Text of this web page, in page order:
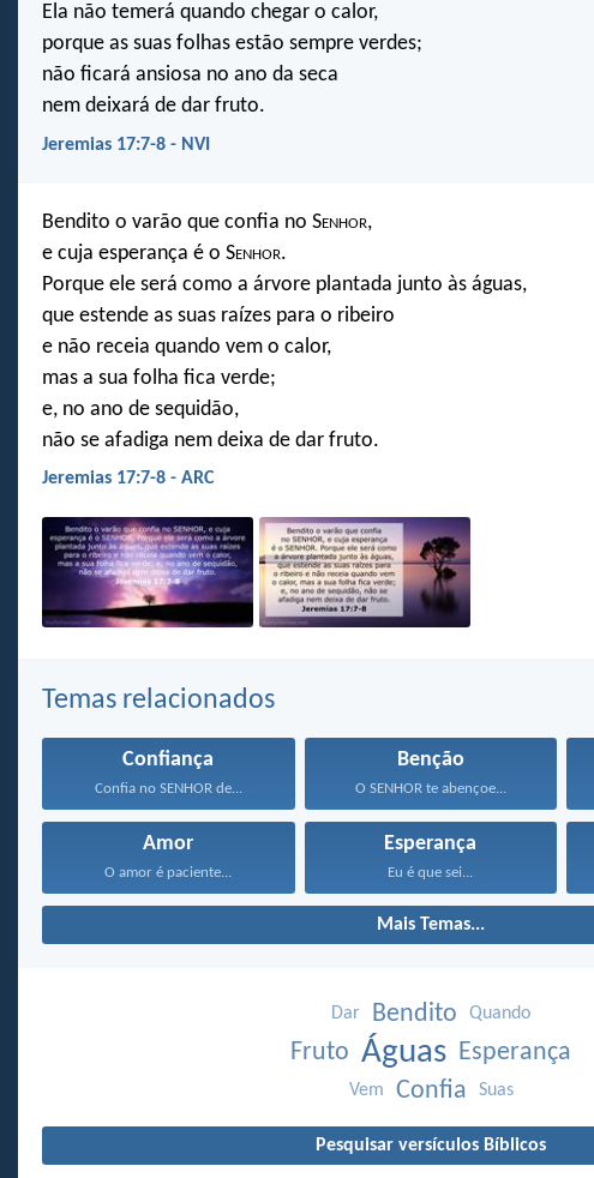
Ela não temerá quando chegar o calor,
porque as suas folhas estão sempre verdes;
não ficará ansiosa no ano da seca
nem deixará de dar fruto.
Jeremias 17:7-8 - NVI
Bendito o varão que confia no Senhor,
e cuja esperança é o Senhor.
Porque ele será como a árvore plantada junto às águas,
que estende as suas raízes para o ribeiro
e não receia quando vem o calor,
mas a sua folha fica verde;
e, no ano de sequidão,
não se afadiga nem deixa de dar fruto.
Jeremias 17:7-8 - ARC
Temas relacionados
Confiança
Confia no SENHOR de...
Benção
O SENHOR te abençoe...
Amor
O amor é paciente...
Esperança
Eu é que sei...
Mais Temas...
Dar Bendito Quando
Fruto Águas Esperança
Vem Confia Suas
Pesquisar versículos Bíblicos